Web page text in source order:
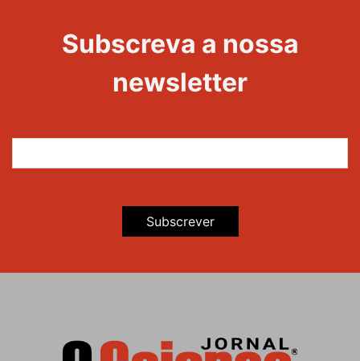
Evento
Subscreva a nossa
newsletter
Subscrever